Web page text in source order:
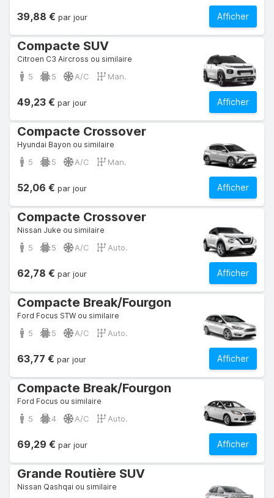
Afficher
39,88 € par jour
Compacte SUV
Citroen C3 Aircross ou similaire
5 5 A/C Man.
Afficher
49,23 € par jour
Compacte Crossover
Hyundai Bayon ou similaire
5 5 A/C Man.
Afficher
52,06 € par jour
Compacte Crossover
Nissan Juke ou similaire
5 5 A/C Auto.
Afficher
62,78 € par jour
Compacte Break/Fourgon
Ford Focus STW ou similaire
5 5 A/C Auto.
Afficher
63,77 € par jour
Compacte Break/Fourgon
Ford Focus ou similaire
5 4 A/C Auto.
Afficher
69,29 € par jour
Grande Routière SUV
Nissan Qashqai ou similaire